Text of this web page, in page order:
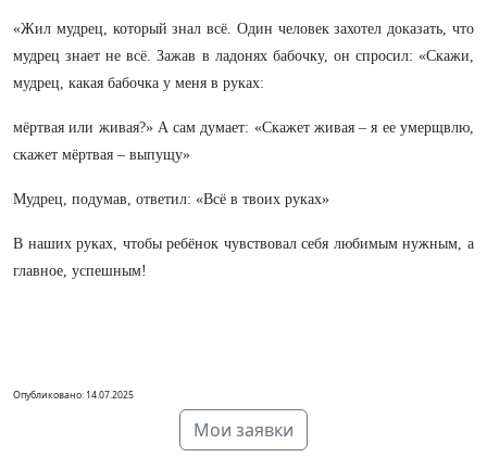
«Жил мудрец, который знал всё. Один человек захотел доказать, что
мудрец знает не всё. Зажав в ладонях бабочку, он спросил: «Скажи,
мудрец, какая бабочка у меня в руках:
мёртвая или живая?» А сам думает: «Скажет живая – я ее умерщвлю,
скажет мёртвая – выпущу»
Мудрец, подумав, ответил: «Всё в твоих руках»
В наших руках, чтобы ребёнок чувствовал себя любимым нужным, а
главное, успешным!
Опубликовано: 14.07.2025
Мои заявки